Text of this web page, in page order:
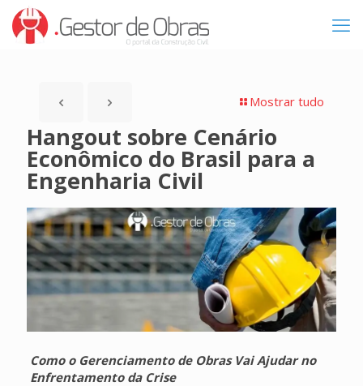
Mostrar tudo
Hangout sobre Cenário
Econômico do Brasil para a
Engenharia Civil
Como o Gerenciamento de Obras Vai Ajudar no
Enfrentamento da Crise